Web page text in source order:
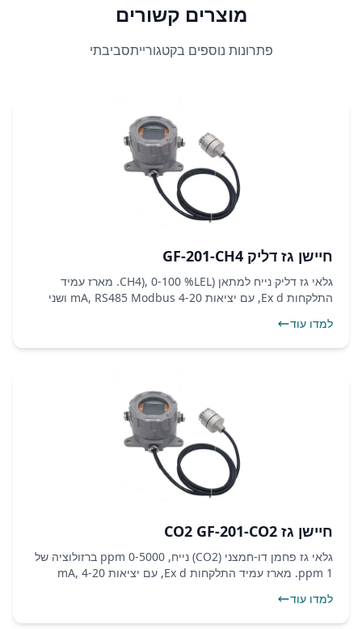
מוצרים קשורים
פתרונות נוספים בקטגורייתסביבתי
חיישן גז דליק GF-201-CH4
גלאי גז דליק נייח למתאן (CH4), 0-100 %LEL. מארז עמיד
התלקחות Ex d, עם יציאות 4-20 mA, RS485 Modbus ושני
למדו עוד
חיישן גז CO2 GF-201-CO2
גלאי גז פחמן דו-חמצני (CO2) נייח, 0-5000 ppm ברזולוציה של
1 ppm. מארז עמיד התלקחות Ex d, עם יציאות 4-20 mA,
למדו עוד